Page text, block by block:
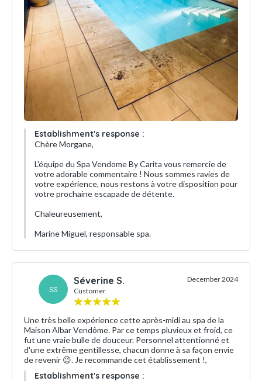
Establishment's response :
Chère Morgane,
L'équipe du Spa Vendome By Carita vous remercie de
votre adorable commentaire ! Nous sommes ravies de
votre expérience, nous restons à votre disposition pour
votre prochaine escapade de détente.
Chaleureusement,
Marine Miguel, responsable spa.
SS
Séverine S.
Customer
December 2024
Une très belle expérience cette après-midi au spa de la
Maison Albar Vendôme. Par ce temps pluvieux et froid, ce
fut une vraie bulle de douceur. Personnel attentionné et
d'une extrême gentillesse, chacun donne à sa façon envie
de revenir 😉. Je recommande cet établissement !,
Establishment's response :